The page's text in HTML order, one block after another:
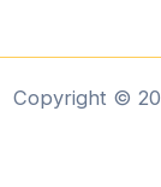
Copyright ©